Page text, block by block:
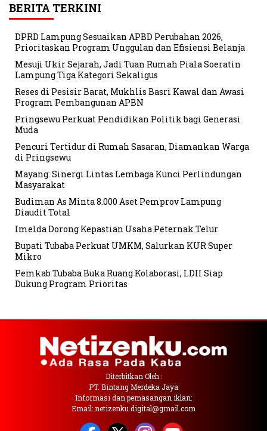
BERITA TERKINI
DPRD Lampung Sesuaikan APBD Perubahan 2026,
Prioritaskan Program Unggulan dan Efisiensi Belanja
Mesuji Ukir Sejarah, Jadi Tuan Rumah Piala Soeratin
Lampung Tiga Kategori Sekaligus
Reses di Pesisir Barat, Mukhlis Basri Kawal dan Awasi
Program Pembangunan APBN
Pringsewu Perkuat Pendidikan Politik bagi Generasi
Muda
Pencuri Tertidur di Rumah Sasaran, Diamankan Warga
di Pringsewu
Mayang: Sinergi Lintas Lembaga Kunci Perlindungan
Masyarakat
Budiman As Minta 8.000 Aset Pemprov Lampung
Diaudit Total
Imelda Dorong Kepastian Usaha Peternak Telur
Bupati Tubaba Perkuat UMKM, Salurkan KUR Super
Mikro
Pemkab Tubaba Buka Ruang Kolaborasi, LDII Siap
Dukung Program Prioritas
Diterbitkan Oleh :
PT. Bintang Merdeka Jaya
Informasi dan pemasangan iklan:
Email: netizenku.digital@gmail.com